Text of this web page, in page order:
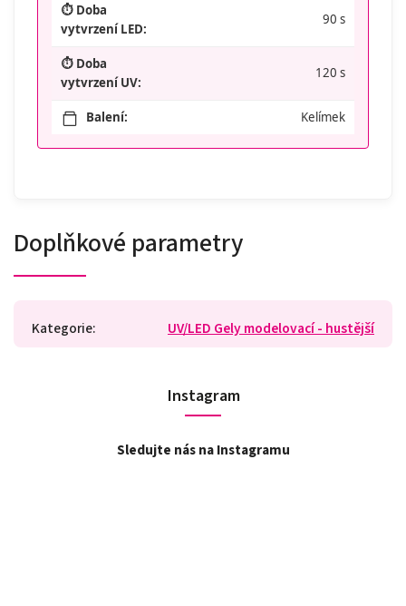
⏱️ Doba
vytvrzení LED:
90 s
⏱️ Doba
vytvrzení UV:
120 s
Balení: Kelímek
Doplňkové parametry
Kategorie: UV/LED Gely modelovací - hustější
Instagram
Sledujte nás na Instagramu